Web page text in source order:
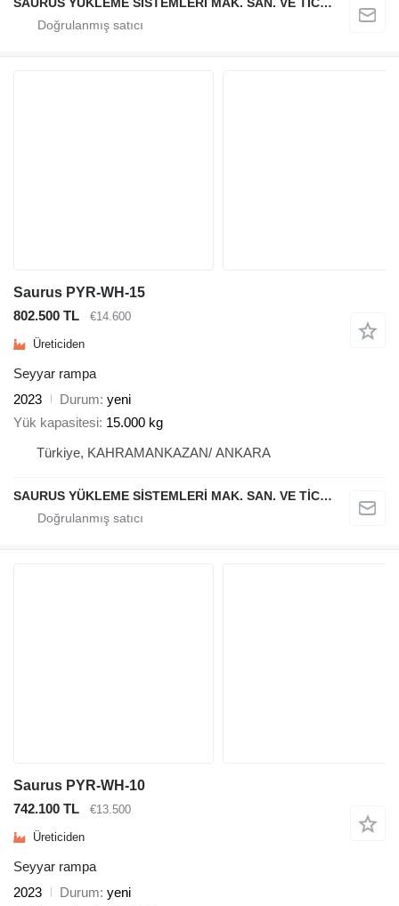
SAURUS YÜKLEME SİSTEMLERİ MAK. SAN. VE TİC. LTD. ŞTİ.
Saurus PYR-WH-15
802.500 TL
€14.600
Üreticiden
Seyyar rampa
2023
Durum yeni
Yük kapasitesi 15.000 kg
Türkiye, KAHRAMANKAZAN/ ANKARA
SAURUS YÜKLEME SİSTEMLERİ MAK. SAN. VE TİC. LTD. ŞTİ.
Saurus PYR-WH-10
742.100 TL
€13.500
Üreticiden
Seyyar rampa
2023
Durum yeni